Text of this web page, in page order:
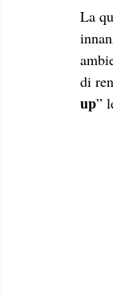
La
di
up”